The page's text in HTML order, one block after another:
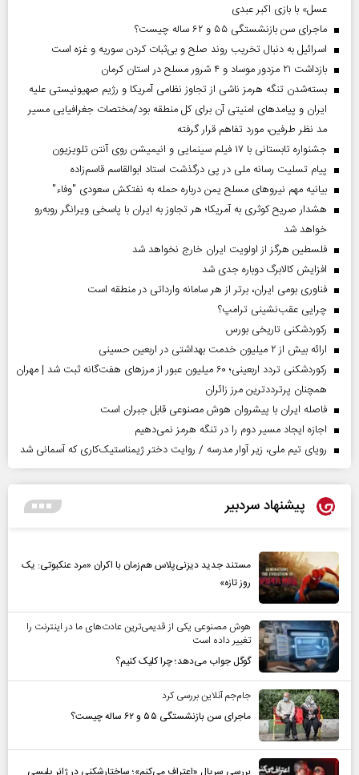
عسل» با بازی اکبر عبدی
ماجرای سن بازنشستگی ۵۵ و ۶۲ ساله چیست؟
اسرائیل به دنبال تخریب روند صلح و بی‌ثبات کردن سوریه و غزه است
بازداشت ۲۱ مزدور موساد و ۴ شرور مسلح در استان کرمان
بسته‌شدن تنگه هرمز ناشی از تجاوز نظامی آمریکا و رژیم صهیونیستی علیه
ایران و پیامد‌های امنیتی آن برای کل منطقه بود/مختصات جغرافیایی مسیر
مد نظر طرفین، مورد تفاهم قرار گرفته
جشنواره تابستانی با ۱۷ فیلم سینمایی و انیمیشن روی آنتن تلویزیون
پیام تسلیت رسانه ملی در پی درگذشت استاد ابوالقاسم قاسم‌زاده
بیانیه مهم نیروهای مسلح یمن درباره حمله به نفتکش سعودی "وفاء"
هشدار صریح کوثری به آمریکا؛ هر تجاوز به ایران با پاسخی ویرانگر روبه‌رو
خواهد شد
فلسطین هرگز از اولویت ایران خارج نخواهد شد
افزایش کالابرگ دوباره جدی شد
فناوری بومی ایران، برتر از هر سامانه وارداتی در منطقه است
چرایی عقب‌نشینی ترامپ؟
رکوردشکنی تاریخی بورس
ارائه بیش از ۲ میلیون خدمت بهداشتی در اربعین حسینی
رکوردشکنی تردد اربعینی؛ ۶۰ میلیون عبور از مرزهای هفت‌گانه ثبت شد | مهران
همچنان پرترددترین مرز زائران
فاصله ایران با پیشرو‌ان هوش مصنوعی قابل جبران است
اجازه ایجاد مسیر دوم را در تنگه هرمز نمی‌دهیم
رویای تیم ملی، زیر آوار مدرسه / روایت دختر ژیمناستیک‌کاری که آسمانی شد
پیشنهاد سردبیر
مستند جدید دیزنی‌پلاس هم‌زمان با اکران «مرد عنکبوتی: یک
روز تازه»
هوش مصنوعی یکی از قدیمی‌ترین عادت‌های ما در اینترنت را
تغییر داده است
گوگل جواب می‌دهد؛ چرا کلیک کنیم؟
جام‌جم آنلاین بررسی کرد
ماجرای سن بازنشستگی ۵۵ و ۶۲ ساله چیست؟